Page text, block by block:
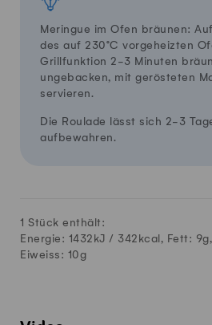
Meringue im Ofen bräunen:
des auf 230°C vorgeheizten
Grillfunktion 2-3 Minuten
ungebacken, mit gerösteten
servieren.
Die Roulade lässt sich 2-3
aufbewahren.
1 Stück enthält:
Energie: 1432kJ / 342 kcal, Fett: 9
Eiweiss: 10g